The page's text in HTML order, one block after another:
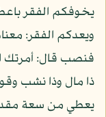
يخوفكم الفقر
ويعدكم الفقر:
فنصب قال: أمرتك
ذا مال وذا نشب
يعطي من سعة